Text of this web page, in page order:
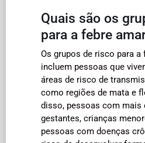
Quais são os
para a febre
Os grupos de risco para a
incluem pessoas que
áreas de risco de
como regiões de mata e
disso, pessoas com mais
gestantes, crianças
pessoas com doenças